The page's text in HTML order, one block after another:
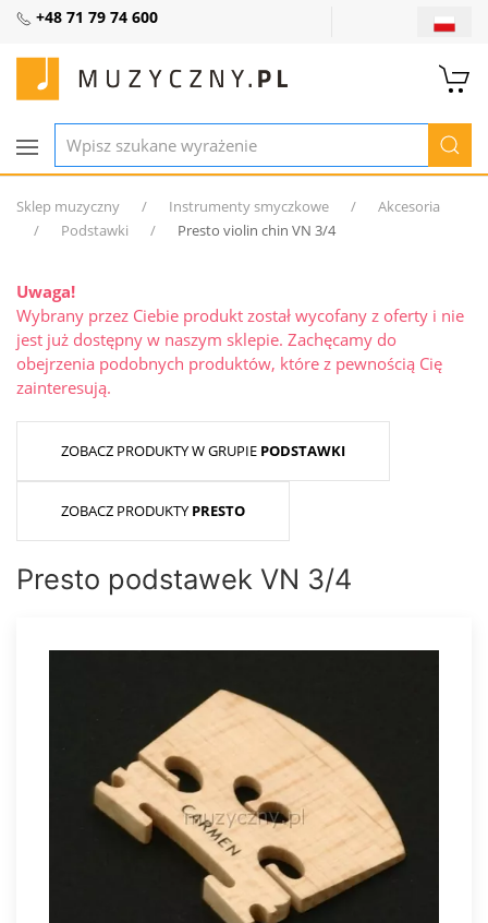
+48 71 79 74 600
Sklep muzyczny Instrumenty smyczkowe
Akcesoria
Podstawki
Presto violin chin VN 3/4
Uwaga!
Wybrany przez Ciebie produkt został wycofany z oferty i nie
jest już dostępny w naszym sklepie. Zachęcamy do
obejrzenia podobnych produktów, które z pewnością Cię
zainteresują.
ZOBACZ PRODUKTY W GRUPIE PODSTAWKI
ZOBACZ PRODUKTY PRESTO
Presto podstawek VN 3/4